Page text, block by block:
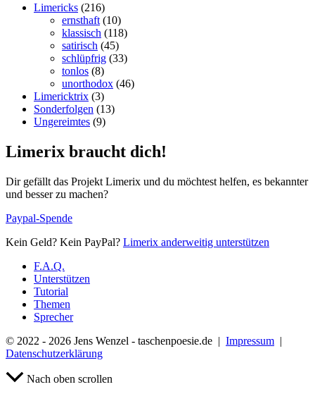
Limericks (216)
ernsthaft (10)
klassisch (118)
satirisch (45)
schlüpfrig (33)
tonlos (8)
unorthodox (46)
Limericktrix (3)
Sonderfolgen (13)
Ungereimtes (9)
Limerix braucht dich!
Dir gefällt das Projekt Limerix und du möchtest helfen, es bekannter
und besser zu machen?
Paypal-Spende
Kein Geld? Kein PayPal? Limerix anderweitig unterstützen
F.A.Q.
Unterstützen
Tutorial
Themen
Sprecher
© 2022 - 2026 Jens Wenzel - taschenpoesie.de | Impressum |
Datenschutzerklärung
Nach oben scrollen